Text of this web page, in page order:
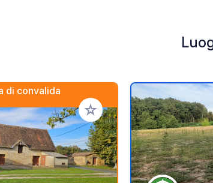
di convalida
Aggiungi ai tuoi preferiti